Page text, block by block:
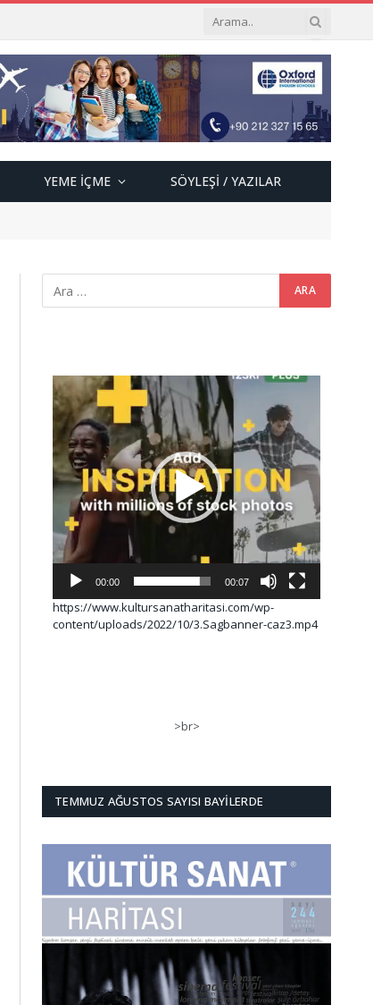
YEME İÇME SÖYLEŞI / YAZILAR
Video
oynatıcı
00:00 00:07
https://www.kultursanatharitasi.com/wp-
content/uploads/2022/10/3.Sagbanner-caz3.mp4
>br>
TEMMUZ AĞUSTOS SAYISI BAYILERDE